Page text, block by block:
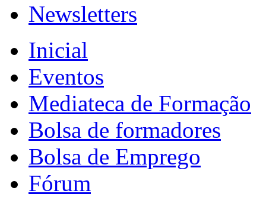
Newsletters
Inicial
Eventos
Mediateca de Formação
Bolsa de formadores
Bolsa de Emprego
Fórum